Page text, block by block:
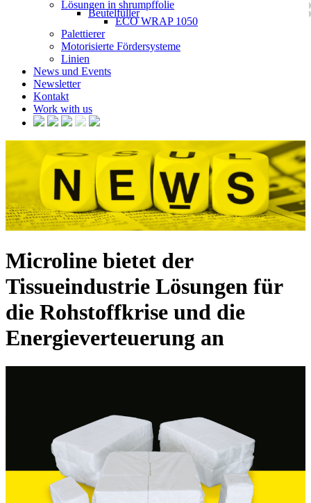
Lösungen in shrumpffolie
Beutelfüller
ECO WRAP 1050
Palettierer
Motorisierte Fördersysteme
Linien
News und Events
Newsletter
Kontakt
Work with us
Microline bietet der
Tissueindustrie Lösungen für
die Rohstoffkrise und die
Energieverteuerung an